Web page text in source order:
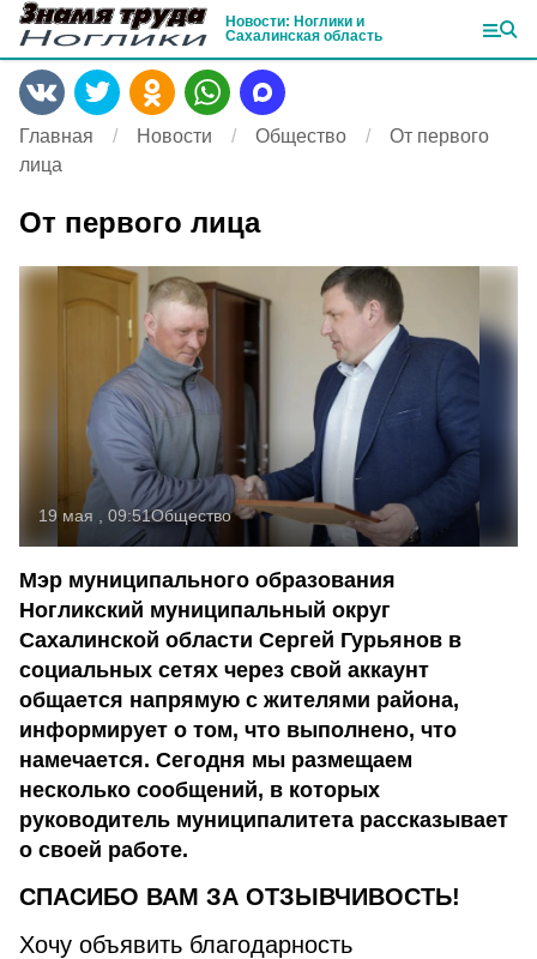
Новости: Ноглики и
Сахалинская область
Главная Новости Общество
От первого
лица
От первого лица
19 мая , 09:51Общество
Мэр муниципального образования
Ногликский муниципальный округ
Сахалинской области Сергей Гурьянов в
социальных сетях через свой аккаунт
общается напрямую с жителями района,
информирует о том, что выполнено, что
намечается. Сегодня мы размещаем
несколько сообщений, в которых
руководитель муниципалитета рассказывает
о своей работе.
СПАСИБО ВАМ ЗА ОТЗЫВЧИВОСТЬ!
Хочу объявить благодарность